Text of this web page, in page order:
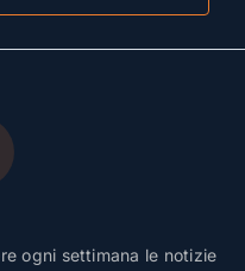
ogni settimana le notizie